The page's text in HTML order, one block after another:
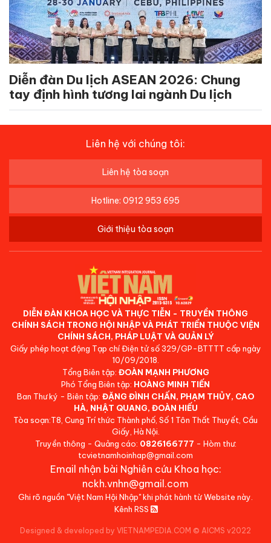
Diễn đàn Du lịch ASEAN 2026: Chung
tay định hình tương lai ngành Du lịch
Liên hệ với chúng tôi:
Liên hệ tòa soạn
Hotline: 0912 953 695
Giới thiệu tòa soạn
DIỄN ĐÀN KHOA HỌC VÀ THỰC TIỄN - TRUYỀN THÔNG
CHÍNH SÁCH TRONG HỘI NHẬP VÀ PHÁT TRIỂN THUỘC VIỆN
CHÍNH SÁCH, PHÁP LUẬT VÀ QUẢN LÝ
Giấy phép hoạt động Tạp chí Điện tử số 329/GP-BTTTT cấp ngày
10/09/2018.
Tổng Biên tập: ĐOÀN MẠNH PHƯƠNG
Phó Tổng Biên tập: HOÀNG MINH TIẾN
Ban Thư ký - Biên tập: ĐẶNG ĐÌNH CHẤN, PHẠM THỦY, CAO
HÀ, NHẬT QUANG, ĐOÀN HIẾU
Tòa soạn:T8, Cung Trí thức Thành phố, Số 1 Tôn Thất Thuyết, Cầu
Giấy, Hà Nội.
Truyền thông - Quảng cáo: 0826166777 - Hòm thư:
tcvietnamhoinhap@gmail.com
Email nhận bài Nghiên cứu Khoa học:
nckh.vnhn@gmail.com
Ghi rõ nguồn "Việt Nam Hội Nhập" khi phát hành từ Website này.
Kênh RSS
Designed & developed by VIETNAMPEDIA.COM © AICMS v2022